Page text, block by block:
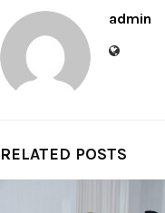
admin
RELATED POSTS